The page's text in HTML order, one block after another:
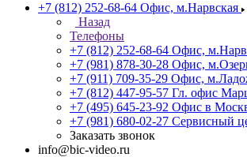
+7 (812) 252-68-64 Офис, м.Нарвская
Назад
Телефоны
+7 (812) 252-68-64 Офис,
+7 (981) 878-30-28 Офис,
+7 (911) 709-35-29 Офис,
+7 (812) 447-95-57 Гл. офис
+7 (495) 645-23-92 Офис в
+7 (981) 680-02-27 Сервисный
Заказать звонок
info@bic-video.ru